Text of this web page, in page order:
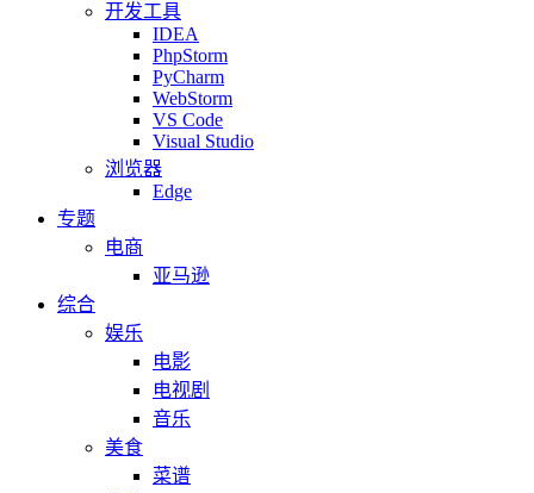
开发工具
IDEA
PhpStorm
PyCharm
WebStorm
VS Code
Visual Studio
浏览器
Edge
专题
电商
亚马逊
综合
娱乐
电影
电视剧
音乐
美食
菜谱